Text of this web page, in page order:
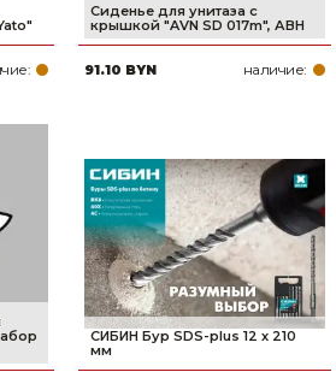
Сиденье для унитаза с
крышкой "AVN SD 017m", АВН
91.10 BYN наличие:
СИБИН Бур SDS-plus 12 х 210
мм